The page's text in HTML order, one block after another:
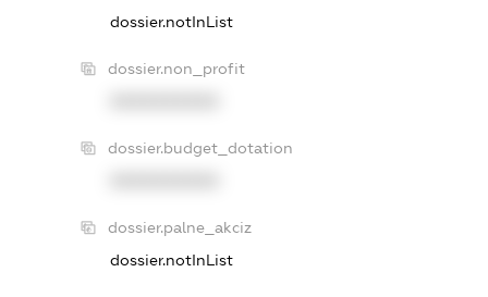
dossier.notInList
dossier.non_profit
dossier.budget_dotation
dossier.palne_akciz
dossier.notInList